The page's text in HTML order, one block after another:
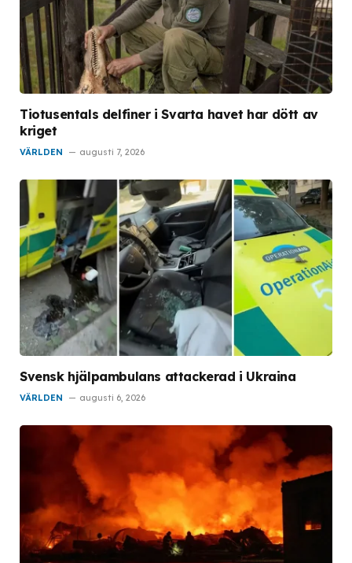
Tiotusentals delfiner i Svarta havet har dött av
kriget
VÄRLDEN augusti 7, 2026
Svensk hjälpambulans attackerad i Ukraina
VÄRLDEN augusti 6, 2026